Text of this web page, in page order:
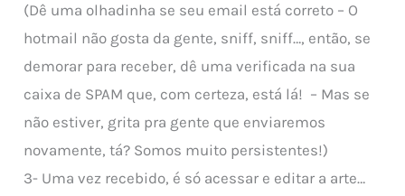
(Dê uma olhadinha se seu email está correto – O
hotmail não gosta da gente, sniff, sniff…, então, se
demorar para receber, dê uma verificada na sua
caixa de SPAM que, com certeza, está lá! – Mas se
não estiver, grita pra gente que enviaremos
novamente, tá? Somos muito persistentes!)
3- Uma vez recebido, é só acessar e editar a arte…